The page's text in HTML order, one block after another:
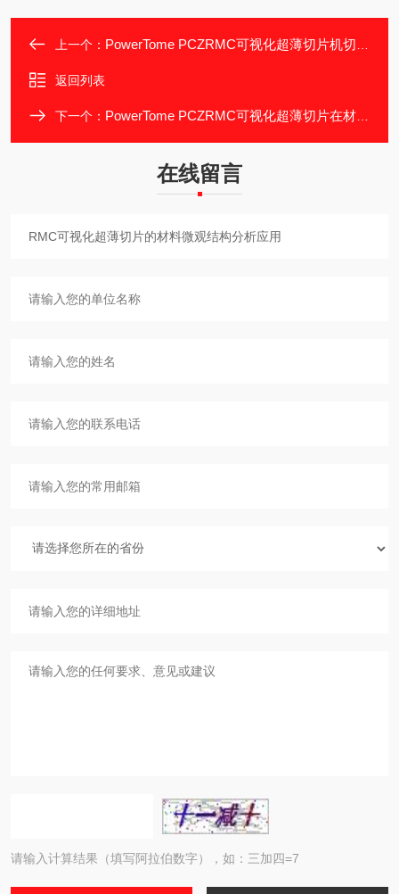
上一个： PowerTome PCZRMC可视化超薄切片机切片前的样本制备
返回列表
下一个： PowerTome PCZRMC可视化超薄切片在材料切片中的表现
在线留言
请输入计算结果（填写阿拉伯数字），如：三加四=7